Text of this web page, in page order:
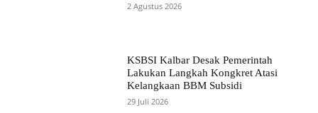
2 Agustus 2026
KSBSI Kalbar Desak Pemerintah
Lakukan Langkah Kongkret Atasi
Kelangkaan BBM Subsidi
29 Juli 2026